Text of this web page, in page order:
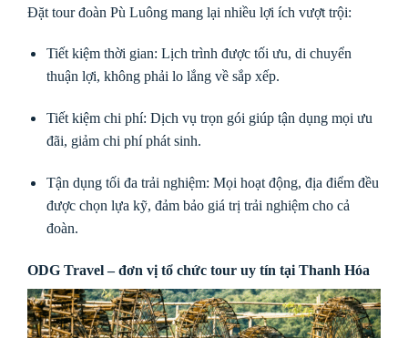
Đặt tour đoàn Pù Luông mang lại nhiều lợi ích vượt trội:
Tiết kiệm thời gian: Lịch trình được tối ưu, di chuyển
thuận lợi, không phải lo lắng về sắp xếp.
Tiết kiệm chi phí: Dịch vụ trọn gói giúp tận dụng mọi ưu
đãi, giảm chi phí phát sinh.
Tận dụng tối đa trải nghiệm: Mọi hoạt động, địa điểm đều
được chọn lựa kỹ, đảm bảo giá trị trải nghiệm cho cả
đoàn.
ODG Travel – đơn vị tổ chức tour uy tín tại Thanh Hóa